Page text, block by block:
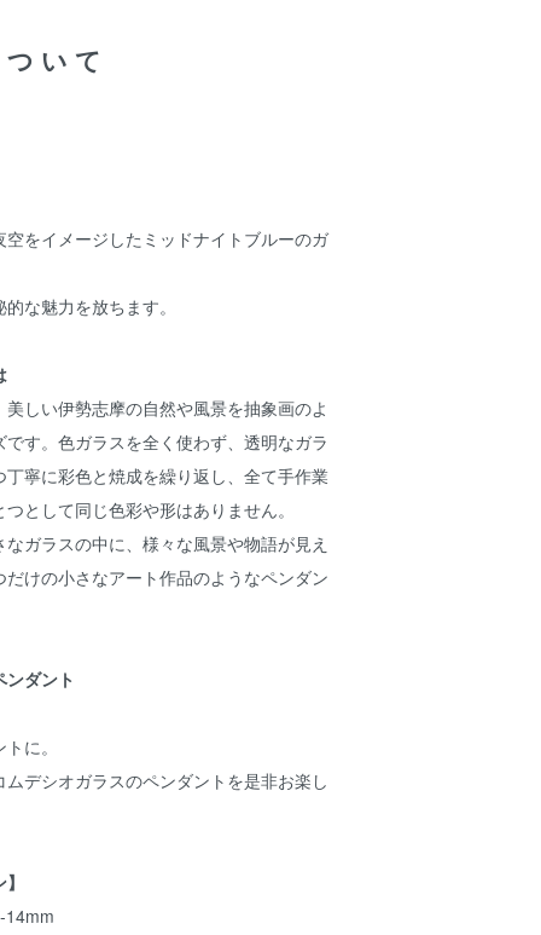
いて
をイメージしたミッドナイトブルーのガ
な魅力を放ちます。
しい伊勢志摩の自然や風景を抽象画のよ
です。色ガラスを全く使わず、透明なガラ
丁寧に彩色と焼成を繰り返し、全て手作業
として同じ色彩や形はありません。
ガラスの中に、様々な風景や物語が見え
けの小さなアート作品のようなペンダン
ダント
に。
デシオガラスのペンダントを是非お楽し
14mm